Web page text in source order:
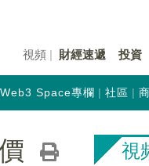
視頻 財經速遞 投資
Web3 Space專欄 社區
視